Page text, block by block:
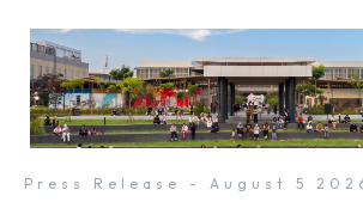
Press Release - August 5